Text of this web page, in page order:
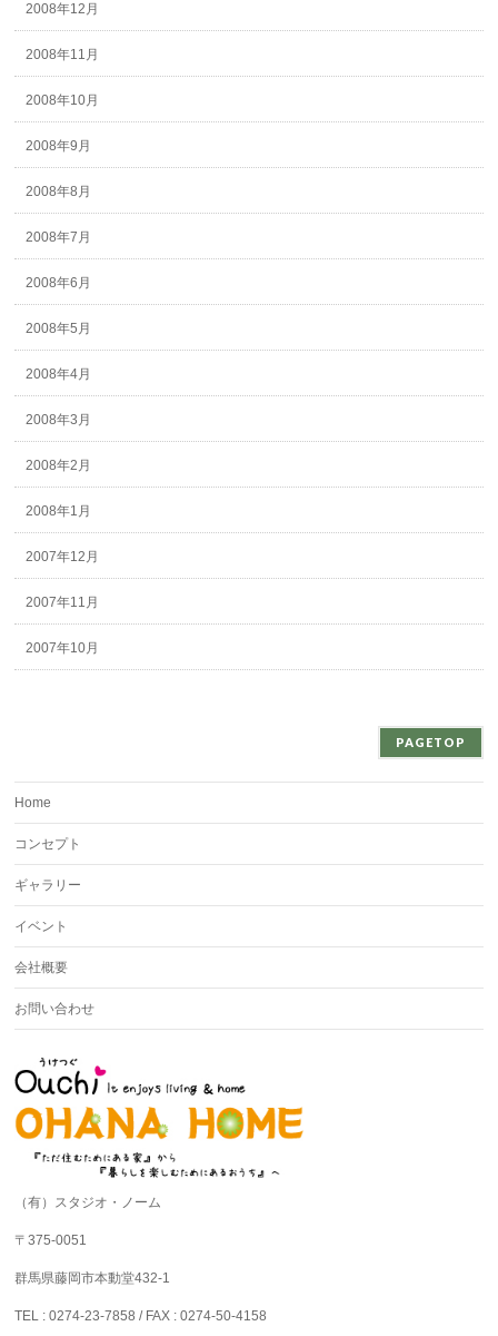
2008年12月
2008年11月
2008年10月
2008年9月
2008年8月
2008年7月
2008年6月
2008年5月
2008年4月
2008年3月
2008年2月
2008年1月
2007年12月
2007年11月
2007年10月
PAGETOP
Home
コンセプト
ギャラリー
イベント
会社概要
お問い合わせ
（有）スタジオ・ノーム
〒375-0051
群馬県藤岡市本動堂432-1
TEL : 0274-23-7858 / FAX : 0274-50-4158